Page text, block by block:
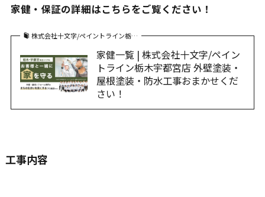
家健・保証の詳細はこちらをご覧ください！
株式会社十文字/ペイントライン栃…
家健一覧 | 株式会社十文字/ペイン
トライン栃木宇都宮店 外壁塗装・
屋根塗装・防水工事おまかせくだ
さい！
工事内容